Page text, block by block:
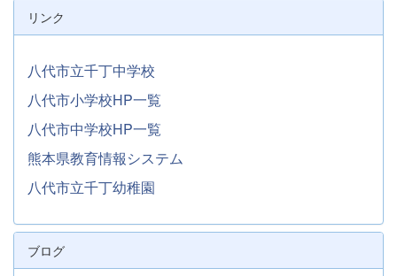
リンク
八代市立千丁中学校
八代市小学校HP一覧
八代市中学校HP一覧
熊本県教育情報システム
八代市立千丁幼稚園
ブログ